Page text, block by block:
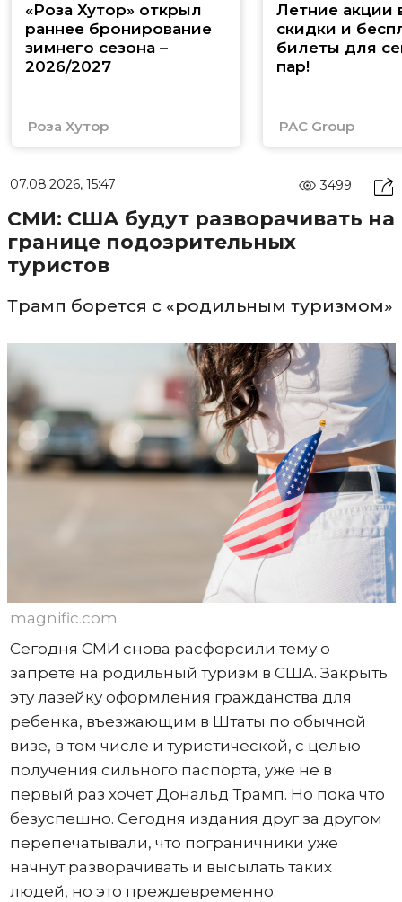
«Роза Хутор» открыл
раннее бронирование
зимнего сезона –
2026/2027
Роза Хутор
Летние акции
скидки и
билеты для
пар!
PAC Group
07.08.2026, 15:47 3499
СМИ: США будут разворачивать на
границе подозрительных
туристов
Трамп борется с «родильным туризмом»
magnific.com
Сегодня СМИ снова расфорсили тему о
запрете на родильный туризм в США. Закрыть
эту лазейку оформления гражданства для
ребенка, въезжающим в Штаты по обычной
визе, в том числе и туристической, с целью
получения сильного паспорта, уже не в
первый раз хочет Дональд Трамп. Но пока что
безуспешно. Сегодня издания друг за другом
перепечатывали, что пограничники уже
начнут разворачивать и высылать таких
людей, но это преждевременно.